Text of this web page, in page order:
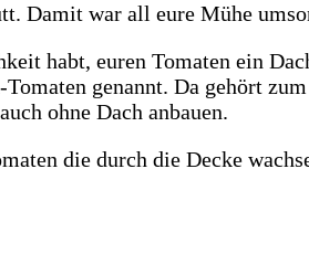
Damit war all eure Mühe
habt, euren Tomaten ein
genannt. Da gehört
ohne Dach anbauen.